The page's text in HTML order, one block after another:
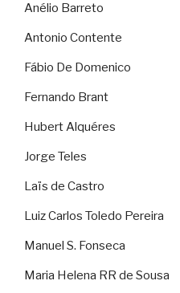
Anélio Barreto
Antonio Contente
Fábio De Domenico
Fernando Brant
Hubert Alquéres
Jorge Teles
Laïs de Castro
Luiz Carlos Toledo Pereira
Manuel S. Fonseca
Maria Helena RR de Sousa